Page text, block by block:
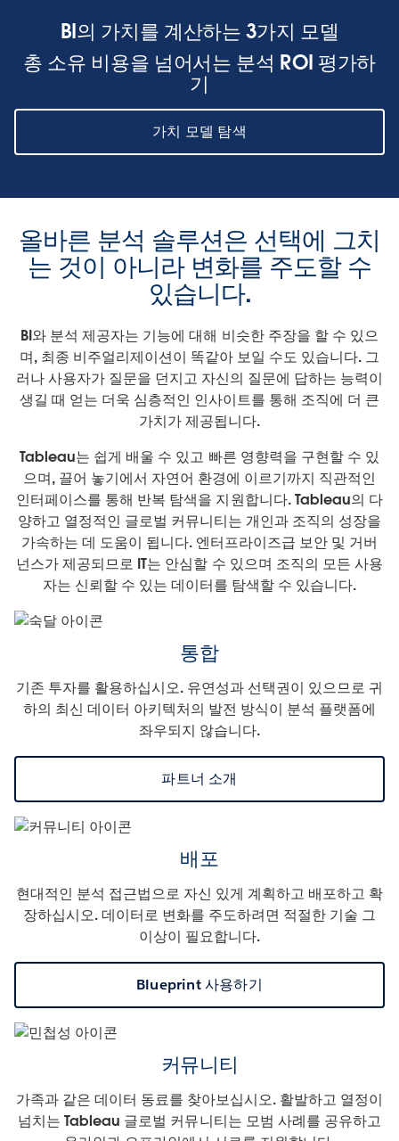
BI의 가치를 계산하는 3가지 모델
총 소유 비용을 넘어서는 분석 ROI 평가하
기
가치 모델 탐색
올바른 분석 솔루션은 선택에 그치
는 것이 아니라 변화를 주도할 수
있습니다.
BI와 분석 제공자는 기능에 대해 비슷한 주장을 할 수 있으
며, 최종 비주얼리제이션이 똑같아 보일 수도 있습니다. 그
러나 사용자가 질문을 던지고 자신의 질문에 답하는 능력이
생길 때 얻는 더욱 심층적인 인사이트를 통해 조직에 더 큰
가치가 제공됩니다.
Tableau는 쉽게 배울 수 있고 빠른 영향력을 구현할 수 있
으며, 끌어 놓기에서 자연어 환경에 이르기까지 직관적인
인터페이스를 통해 반복 탐색을 지원합니다. Tableau의 다
양하고 열정적인 글로벌 커뮤니티는 개인과 조직의 성장을
가속하는 데 도움이 됩니다. 엔터프라이즈급 보안 및 거버
넌스가 제공되므로 IT는 안심할 수 있으며 조직의 모든 사용
자는 신뢰할 수 있는 데이터를 탐색할 수 있습니다.
통합
기존 투자를 활용하십시오. 유연성과 선택권이 있으므로 귀
하의 최신 데이터 아키텍처의 발전 방식이 분석 플랫폼에
좌우되지 않습니다.
파트너 소개
배포
현대적인 분석 접근법으로 자신 있게 계획하고 배포하고 확
장하십시오. 데이터로 변화를 주도하려면 적절한 기술 그
이상이 필요합니다.
Blueprint 사용하기
커뮤니티
가족과 같은 데이터 동료를 찾아보십시오. 활발하고 열정이
넘치는 Tableau 글로벌 커뮤니티는 모범 사례를 공유하고